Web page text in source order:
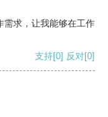
需求，让我能够在工作
支持[0] 反对[0]